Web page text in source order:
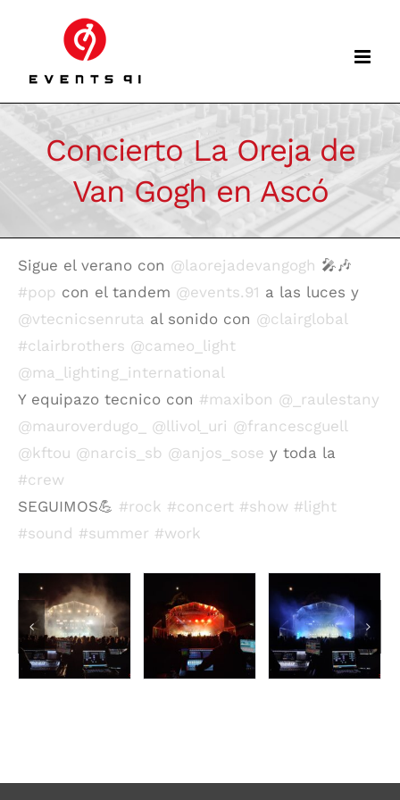
Concierto La Oreja de
Van Gogh en Ascó
Sigue el verano con @laorejadevangogh 🎤🎶
#pop con el tandem @events.91 a las luces y
@vtecnicsenruta al sonido con @clairglobal
#clairbrothers @cameo_light
@ma_lighting_international
Y equipazo tecnico con #maxibon @_raulestany
@mauroverdugo_
@llivol_uri @francescguell
@kftou @narcis_sb @anjos_sose y toda la
#crew
SEGUIMOS💪 #rock #concert #show #light
#sound #summer #work